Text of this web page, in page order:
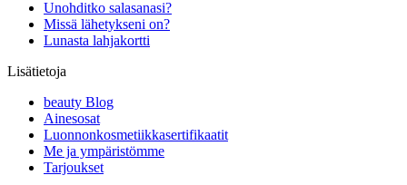
Unohditko salasanasi?
Missä lähetykseni on?
Lunasta lahjakortti
Lisätietoja
beauty Blog
Ainesosat
Luonnonkosmetiikkasertifikaatit
Me ja ympäristömme
Tarjoukset